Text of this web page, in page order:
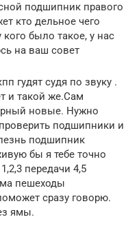
подшипник правого
кто дельное чего
было такое, у нас
на ваш совет
гудят судя по звуку .
и такой же.Сам
новые. Нужно
подшипники и
подшипник
бы я тебе точно
передачи 4,5
пешеходы
сразу говорю.
ямы.